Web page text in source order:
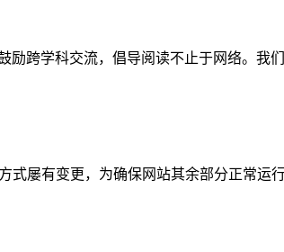
励跨学科交流，倡导阅读不止于网络。我
式屡有变更，为确保网站其余部分正常